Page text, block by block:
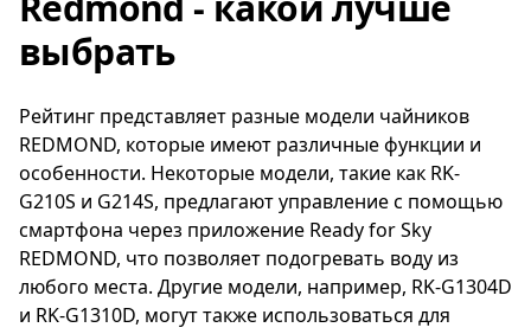
подогрев воды одним нажатием, например,
во время прогулки с ребенком, и к вашему
возвращению чайник SkyKettle G211S уже
детского питания или каши.
Данный чайник предлагает удобство и
функциональность, позволяя вам экономить
время и энергию. Благодаря возможности
управления из приложения, вы всегда будете
иметь под контролем процесс нагревания
воды и сможете настроить его в
выбрать
Рейтинг представляет разные модели чайников
REDMOND, которые имеют различные функции и
особенности. Некоторые модели, такие как RK-
G210S и G214S, предлагают управление с помощью
смартфона через приложение Ready for Sky
REDMOND, что позволяет подогревать воду из
любого места. Другие модели, например, RK-G1304D
и RK-G1310D, могут также использоваться для